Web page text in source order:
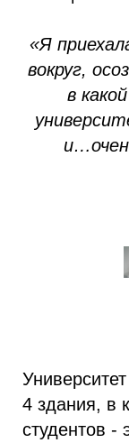
«Я
вокруг,
в
4 здания, в
студентов -